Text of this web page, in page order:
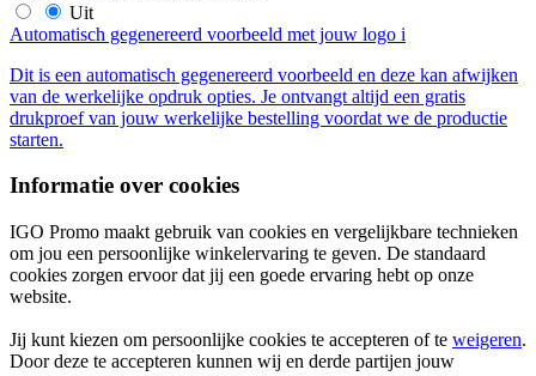
Uit
Automatisch gegenereerd voorbeeld met jouw logo i
Dit is een automatisch gegenereerd voorbeeld en deze kan afwijken
van de werkelijke opdruk opties. Je ontvangt altijd een gratis
drukproef van jouw werkelijke bestelling voordat we de productie
starten.
Informatie over cookies
IGO Promo maakt gebruik van cookies en vergelijkbare technieken
om jou een persoonlijke winkelervaring te geven. De standaard
cookies zorgen ervoor dat jij een goede ervaring hebt op onze
website.
Jij kunt kiezen om persoonlijke cookies te accepteren of te weigeren.
Door deze te accepteren kunnen wij en derde partijen jouw